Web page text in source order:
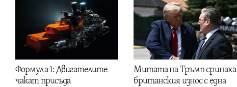
Формула 1: Двигателите
чакат присъда
Митата на Тръмп сринаха
британския износ с една